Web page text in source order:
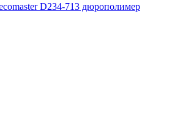
D234-713 дюрополимер